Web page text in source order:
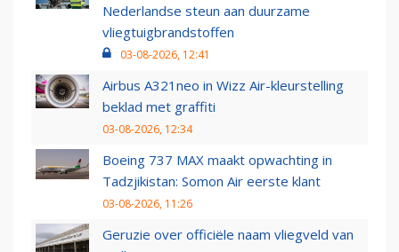
Nederlandse steun aan duurzame
vliegtuigbrandstoffen
03-08-2026, 12:41
Airbus A321neo in Wizz Air-kleurstelling
beklad met graffiti
03-08-2026, 12:34
Boeing 737 MAX maakt opwachting in
Tadzjikistan: Somon Air eerste klant
03-08-2026, 11:26
Geruzie over officiële naam vliegveld van